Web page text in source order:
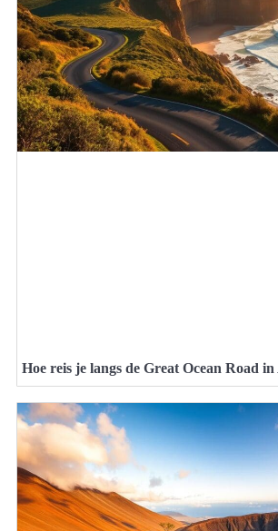
Hoe reis je langs de Great Ocean Road